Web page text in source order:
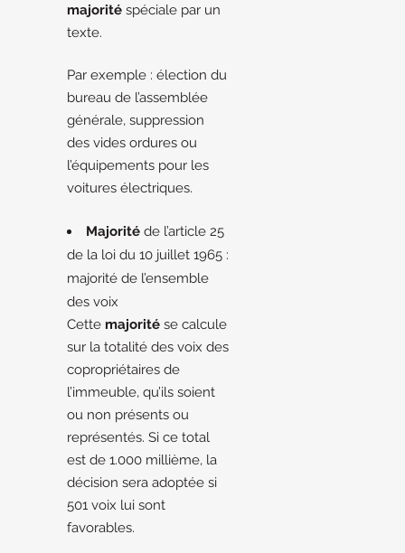
majorité spéciale par un
texte.
Par exemple : élection du
bureau de l’assemblée
générale, suppression
des vides ordures ou
l’équipements pour les
voitures électriques.
Majorité de l’article 25
de la loi du 10 juillet 1965 :
majorité de l’ensemble
des voix
Cette majorité se calcule
sur la totalité des voix des
copropriétaires de
l’immeuble, qu’ils soient
ou non présents ou
représentés. Si ce total
est de 1.000 millième, la
décision sera adoptée si
501 voix lui sont
favorables.